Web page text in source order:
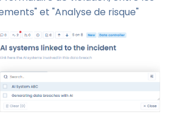
et "Analyse de risque"